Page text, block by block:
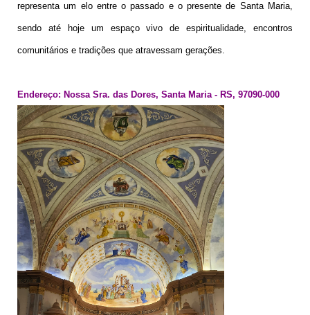
representa um elo entre o passado e o presente de Santa Maria,
sendo até hoje um espaço vivo de espiritualidade, encontros
comunitários e tradições que atravessam gerações.
Endereço: Nossa Sra. das Dores, Santa Maria - RS, 97090-000